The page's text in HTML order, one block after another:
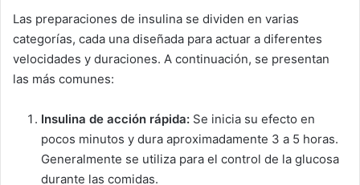
Las preparaciones de insulina se dividen en varias
categorías, cada una diseñada para actuar a diferentes
velocidades y duraciones. A continuación, se presentan
las más comunes:
Insulina de acción rápida: Se inicia su efecto en
pocos minutos y dura aproximadamente 3 a 5 horas.
Generalmente se utiliza para el control de la glucosa
durante las comidas.